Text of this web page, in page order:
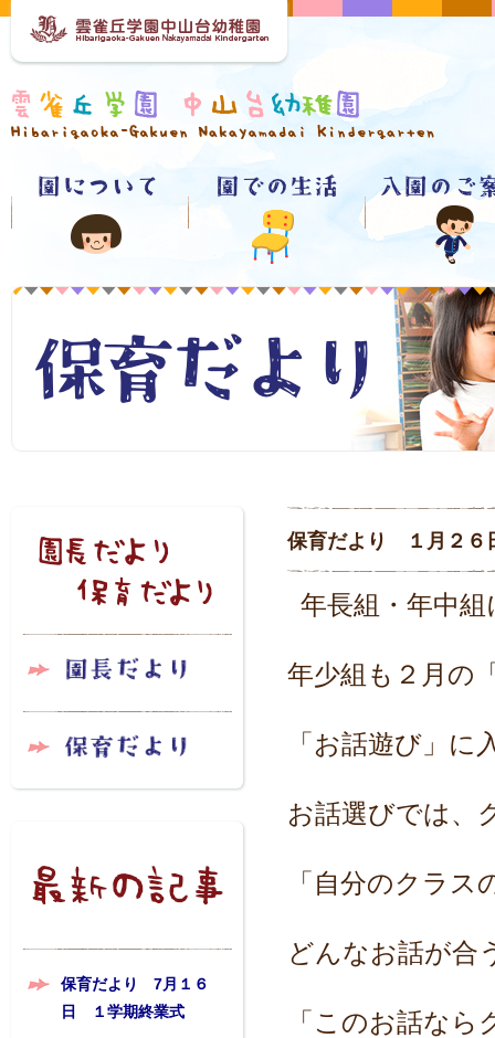
保育だより 7月１６
日 １学期終業式
保育だより １月２６
年長組・年中
年少組も２月の
「お話遊び」に
お話選びでは、
「自分のクラ
どんなお話が合
「このお話な